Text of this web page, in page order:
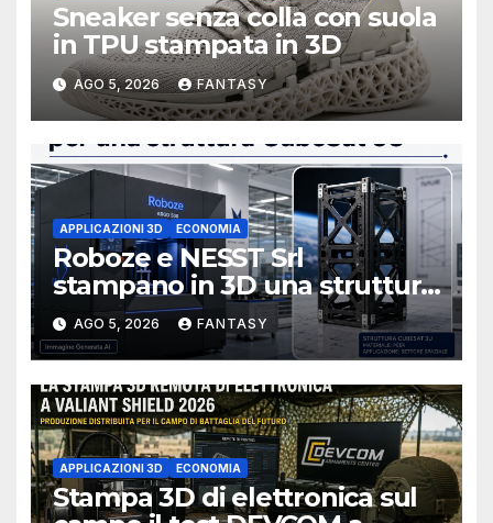
Sneaker senza colla con suola
in TPU stampata in 3D
AGO 5, 2026 FANTASY
APPLICAZIONI 3D ECONOMIA
Roboze e NESST Srl
stampano in 3D una struttura
CubeSat 3U in Carbon PEEK
AGO 5, 2026 FANTASY
APPLICAZIONI 3D ECONOMIA
Stampa 3D di elettronica sul